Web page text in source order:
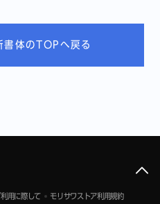
体のTOPへ戻る
利用に際して モリサワストア利用規約